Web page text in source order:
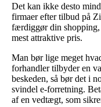
Det kan ikke desto
firmaer efter tilbud på
færdiggør din shopping,
mest attraktive pris.
Man bør lige meget
forhandler tilbyder en
beskeden, så bør det i
svindel e-forretning.
af en vedtægt, som